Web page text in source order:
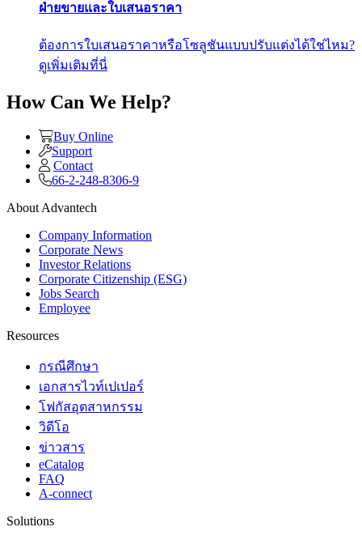
ฝ่ายขายและใบเสนอราคา
ต้องการใบเสนอราคาหรือโซลูชันแบบปรับแต่งได้ใช่ไหม?
ดูเพิ่มเติมที่นี่
How Can We Help?
Buy Online
Support
Contact
66-2-248-8306-9
About Advantech
Company Information
Corporate News
Investor Relations
Corporate Citizenship (ESG)
Jobs Search
Employee
Resources
กรณีศึกษา
เอกสารไวท์เปเปอร์
โฟกัสอุตสาหกรรม
วิดีโอ
ข่าวสาร
eCatalog
FAQ
A-connect
Solutions